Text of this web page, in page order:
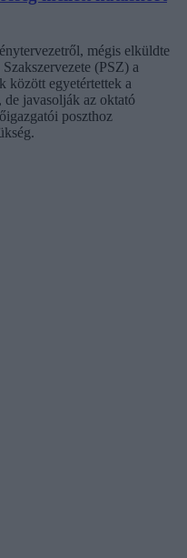
mégis elküldte
(PSZ) a
között egyetértettek a
de javasolják az oktató
poszthoz